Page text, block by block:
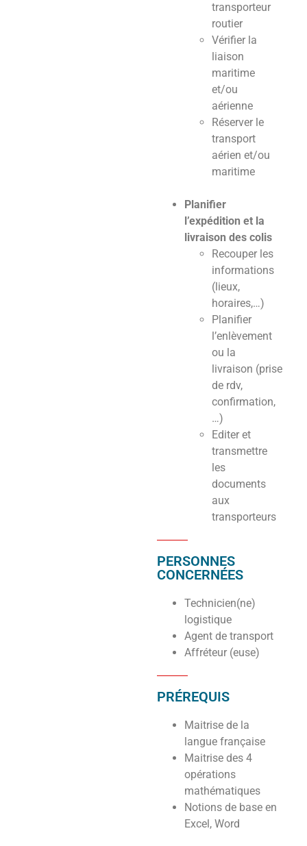
transporteur
routier
Vérifier la
liaison
maritime
et/ou
aérienne
Réserver le
transport
aérien et/ou
maritime
Planifier
l’expédition et la
livraison des colis
Recouper les
informations
(lieux,
horaires,…)
Planifier
l’enlèvement
ou la
livraison (prise
de rdv,
confirmation,
…)
Editer et
transmettre
les
documents
aux
transporteurs
PERSONNES
CONCERNÉES
Technicien(ne)
logistique
Agent de transport
Affréteur (euse)
PRÉREQUIS
Maitrise de la
langue française
Maitrise des 4
opérations
mathématiques
Notions de base en
Excel, Word